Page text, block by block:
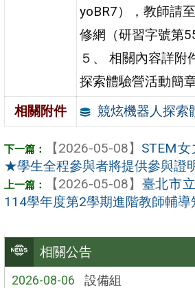
相關公告
2026-08-06 設備組
yoBR7），教師請
修網（研習字號第
５、 相關內容詳附
探索體驗營活動簡章
相關附件
競炫機器人探索
【2026-05-08】 STEM
★學生全程參與者將提供參與證
【2026-05-08】 臺北市
114學年度第2學期進階教師輔導